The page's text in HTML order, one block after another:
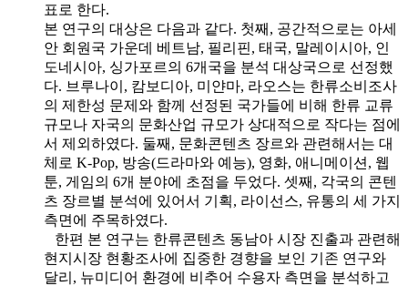
표로 한다.
본 연구의 대상은 다음과 같다. 첫째, 공간적으로는 아세
안 회원국 가운데 베트남, 필리핀, 태국, 말레이시아, 인
도네시아, 싱가포르의 6개국을 분석 대상국으로 선정했
다. 브루나이, 캄보디아, 미얀마, 라오스는 한류소비조사
의 제한성 문제와 함께 선정된 국가들에 비해 한류 교류
규모나 자국의 문화산업 규모가 상대적으로 작다는 점에
서 제외하였다. 둘째, 문화콘텐츠 장르와 관련해서는 대
체로 K-Pop, 방송(드라마와 예능), 영화, 애니메이션, 웹
툰, 게임의 6개 분야에 초점을 두었다. 셋째, 각국의 콘텐
츠 장르별 분석에 있어서 기획, 라이선스, 유통의 세 가지
측면에 주목하였다.
한편 본 연구는 한류콘텐츠 동남아 시장 진출과 관련해
현지시장 현황조사에 집중한 경향을 보인 기존 연구와
달리, 뉴미디어 환경에 비추어 수용자 측면을 분석하고